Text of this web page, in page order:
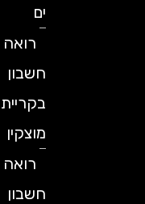
רואה
חשבון
בקריית
מוצקין
רואה
חשבון